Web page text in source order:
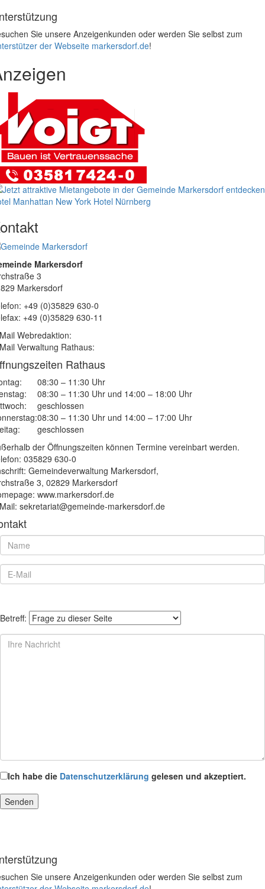
Sie unsere Anzeigenkunden oder werden Sie selbst zum
der Webseite markersdorf.de!
Manhattan New York Hotel Nürnberg
Markersdorf
3
Markersdorf
+49 (0)35829 630-0
+49 (0)35829 630-11
Webredaktion:
Verwaltung Rathaus:
Rathaus
08:30 – 11:30 Uhr
08:30 – 11:30 Uhr und 14:00 – 18:00 Uhr
geschlossen
08:30 – 11:30 Uhr und 14:00 – 17:00 Uhr
geschlossen
der Öffnungszeiten können Termine vereinbart werden.
035829 630-0
Gemeindeverwaltung Markersdorf,
3, 02829 Markersdorf
www.markersdorf.de
sekretariat@gemeinde-markersdorf.de
Betreff:
Ich habe die Datenschutzerklärung gelesen und akzeptiert.
Sie unsere Anzeigenkunden oder werden Sie selbst zum